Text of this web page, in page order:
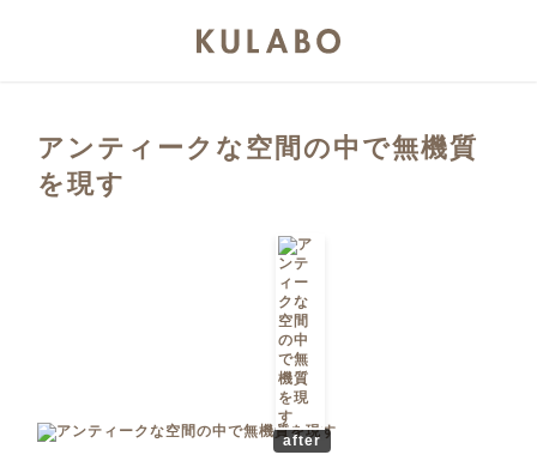
アンティークな空間の中で無機質
を現す
after